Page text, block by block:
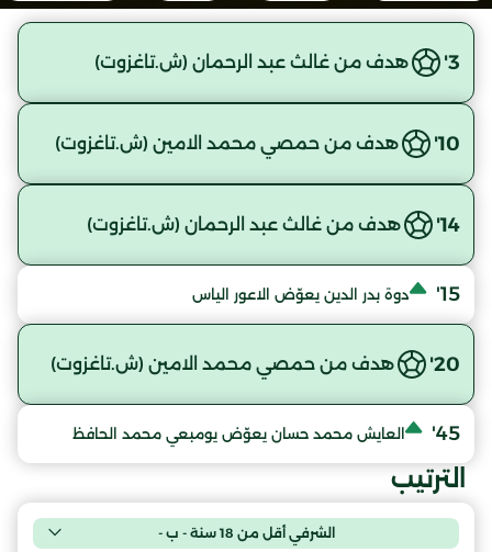
3' هدف من غالث عبد الرحمان (ش.تاغزوت)
10' هدف من حمصي محمد الامين (ش.تاغزوت)
14' هدف من غالث عبد الرحمان (ش.تاغزوت)
15' دوة بدر الدين يعوّض الاعور الياس
20' هدف من حمصي محمد الامين (ش.تاغزوت)
45' العايش محمد حسان يعوّض يومبعي محمد الحافظ
الترتيب
الشرفي أقل من 18 سنة - ب -